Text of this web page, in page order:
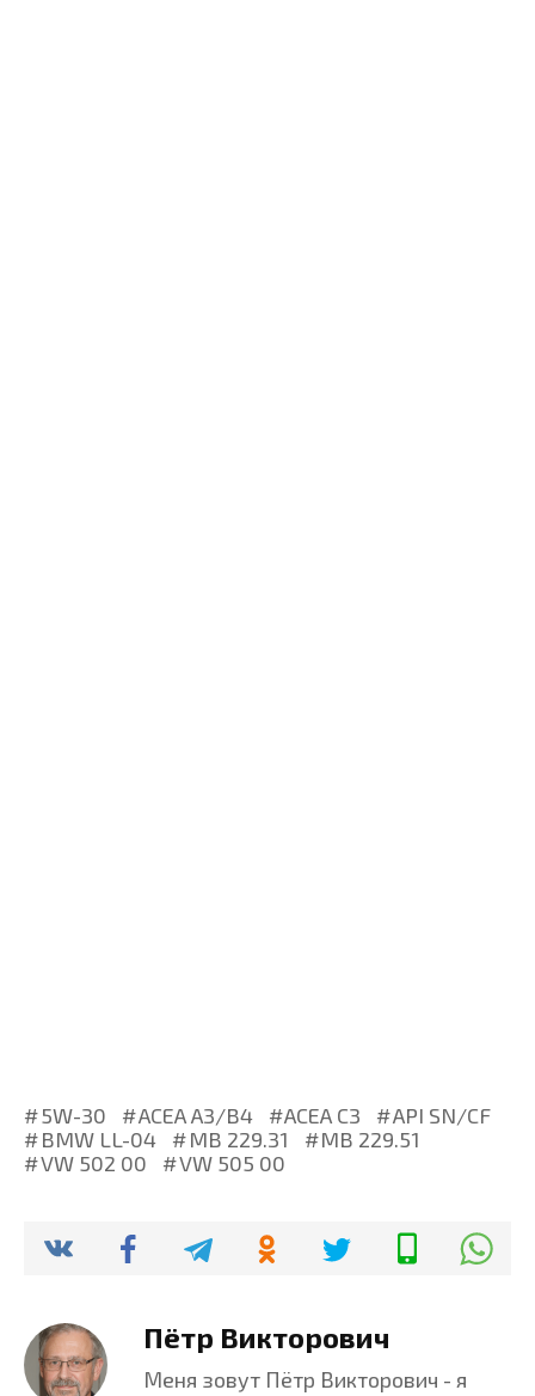
5W-30 ACEA A3/B4 ACEA C3
API SN/CF
BMW LL-04
MB 229.31
MB 229.51
VW 502 00
VW 505 00
Пётр Викторович
Меня зовут Пётр Викторович - я